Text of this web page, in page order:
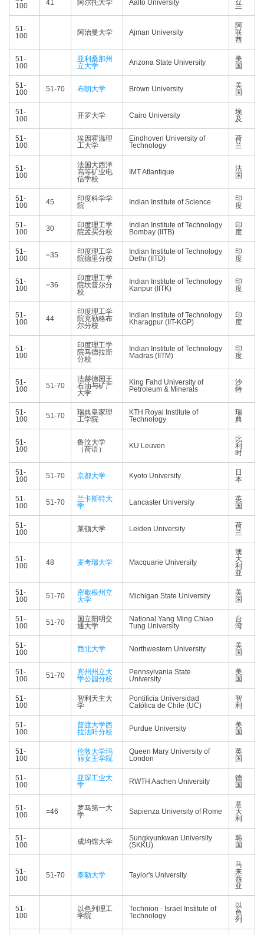
100
41 阿尔托大学 Aalto University
兰
51-
100
阿治曼大学 Ajman University
阿
联
酋
51-
100
亚利桑那州
立大学
Arizona State University
美
国
51-
100
51-70 布朗大学 Brown University
美
国
51-
100
开罗大学 Cairo University
埃
及
51-
100
埃因霍温理
工大学
Eindhoven University of
Technology
荷
兰
51-
100
法国大西洋
高等矿业电
信学校
IMT Atlantique
法
国
51-
100
45
印度科学学
院
Indian Institute of Science
印
度
51-
100
30
印度理工学
院孟买分校
Indian Institute of Technology
Bombay (IITB)
印
度
51-
100
=35
印度理工学
院德里分校
Indian Institute of Technology
Delhi (IITD)
印
度
51-
100
=36
印度理工学
院坎普尔分
校
Indian Institute of Technology
Kanpur (IITK)
印
度
51-
100
44
印度理工学
院克勒格布
尔分校
Indian Institute of Technology
Kharagpur (IIT-KGP)
印
度
51-
100
印度理工学
院马德拉斯
分校
Indian Institute of Technology
Madras (IITM)
印
度
51-
100
51-70
法赫德国王
石油与矿产
大学
King Fahd University of
Petroleum & Minerals
沙
特
51-
100
51-70
瑞典皇家理
工学院
KTH Royal Institute of
Technology
瑞
典
51-
100
鲁汶大学
（荷语）
KU Leuven
比
利
时
51-
100
51-70 京都大学 Kyoto University
日
本
51-
100
51-70
兰卡斯特大
学
Lancaster University
英
国
51-
100
莱顿大学 Leiden University
荷
兰
51-
100
48 麦考瑞大学 Macquarie University
澳
大
利
亚
51-
100
51-70
密歇根州立
大学
Michigan State University
美
国
51-
100
51-70
国立阳明交
通大学
National Yang Ming Chiao
Tung University
台
湾
51-
100
西北大学 Northwestern University
美
国
51-
100
51-70
宾州州立大
学公园分校
Pennsylvania State
University
美
国
51-
100
智利天主大
学
Pontificia Universidad
Católica de Chile (UC)
智
利
51-
100
普渡大学西
拉法叶分校
Purdue University
美
国
51-
100
伦敦大学玛
丽女王学院
Queen Mary University of
London
英
国
51-
100
亚琛工业大
学
RWTH Aachen University
德
国
51-
100
=46
罗马第一大
学
Sapienza University of Rome
意
大
利
51-
100
成均馆大学
Sungkyunkwan University
(SKKU)
韩
国
51-
100
51-70 泰勒大学 Taylor's University
马
来
西
亚
51-
100
以色列理工
学院
Technion - Israel Institute of
Technology
以
色
列